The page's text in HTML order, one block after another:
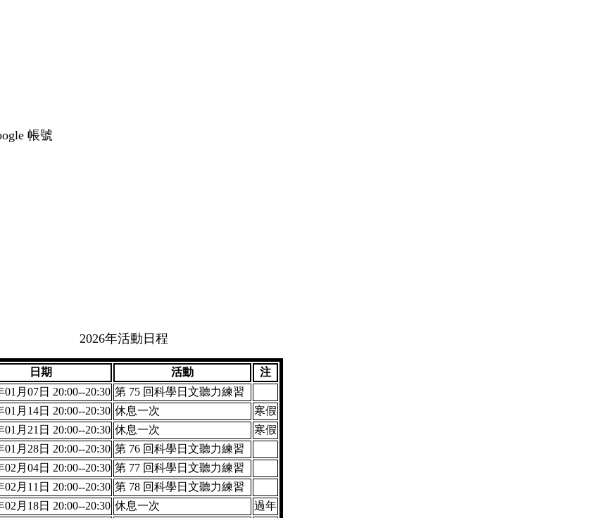
帳號
2026年活動日程
日期 活動
注
01月07日 20:00--20:30 第 75 回科學日文聽力練習
01月14日 20:00--20:30 休息一次
寒假
01月21日 20:00--20:30 休息一次
寒假
01月28日 20:00--20:30 第 76 回科學日文聽力練習
02月04日 20:00--20:30 第 77 回科學日文聽力練習
02月11日 20:00--20:30 第 78 回科學日文聽力練習
02月18日 20:00--20:30 休息一次
過年